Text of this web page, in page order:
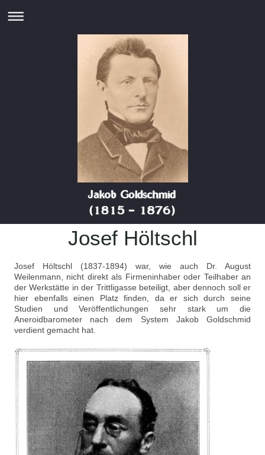
Josef Höltschl
Josef Höltschl (1837-1894) war, wie auch Dr. August
Weilenmann, nicht direkt als Firmeninhaber oder Teilhaber an
der Werkstätte in der Trittligasse beteiligt, aber dennoch soll er
hier ebenfalls einen Platz finden, da er sich durch seine
Studien und Veröffentlichungen sehr stark um die
Aneroidbarometer nach dem System Jakob Goldschmid
verdient gemacht hat.